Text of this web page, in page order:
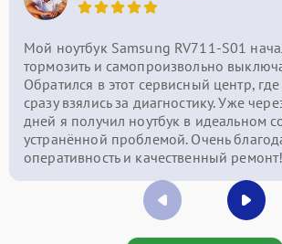
Мой ноутбук Samsung RV711-S01
тормозить и самопроизвольно
Обратился в этот сервисный центр,
сразу взялись за диагностику. Уже
дней я получил ноутбук в идеальном
устранённой проблемой. Очень
оперативность и качественный ремонт!